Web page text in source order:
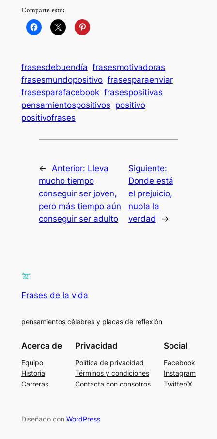
Comparte esto:
frasesdebuendía frasesmotivadoras
frasesmundopositivo frasesparaenviar
frasesparafacebook frasespositivas
pensamientospositivos positivo
positivofrases
← Anterior: Lleva
mucho tiempo
conseguir ser joven,
pero más tiempo aún
conseguir ser adulto
Siguiente:
Donde está
el prejuicio,
nubla la
verdad
→
Frases de la vida
pensamientos célebres y placas de reflexión
Acerca de
Equipo
Historia
Carreras
Privacidad
Política de privacidad
Términos y condiciones
Contacta con consotros
Social
Facebook
Instagram
Twitter/X
Diseñado con WordPress